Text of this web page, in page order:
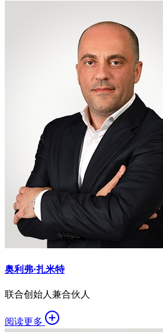
奥利弗·扎米特
联合创始人兼合伙人
阅读更多